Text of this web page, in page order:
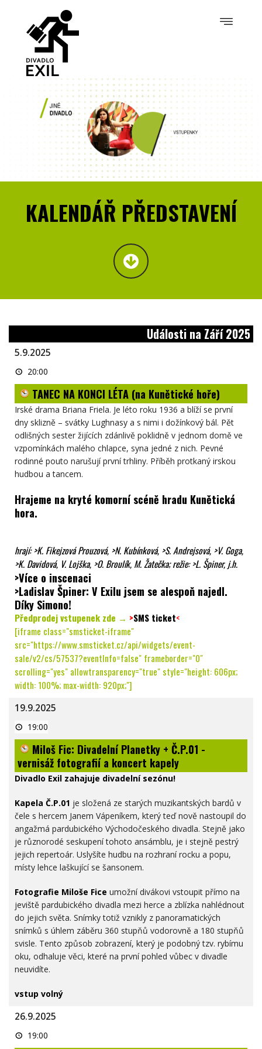
KALENDÁŘ PŘEDSTAVENÍ
Události na Září 2025
5.9.2025
TANEC
NA
KONCI
LÉTA
(na
Kunětické
hoře)
20:00
TANEC NA KONCI LÉTA (na Kunětické hoře)
Irské drama Briana Friela. Je léto roku 1936 a blíží se první
dny sklizně – svátky Lughnasy a s nimi i dožínkový bál. Pět
odlišných sester žijících zdánlivě poklidně v jednom domě ve
vzpomínkách malého chlapce, syna jedné z nich. Pevné
rodinné pouto narušují první trhliny. Příběh protkaný irskou
hudbou a tancem.
Hrajeme na kryté komorní scéně hradu Kunětická
hora.
hrají:>K. Fikejzová Prouzová, >N. Kubínková, >S. Andrejsová, >V. Goga,
>K. Davidová, V. Lojška, >O. Broulík, M. Žatečka; režie:>L. Špiner, j.h.
>Více o inscenaci
>Ladislav Špiner: V Exilu jsem se alespoň najedl.
Díky Simono!
Předprodej vstupenek zde → >SMS ticket<
[iframe class="smsticket-iframe"
src="https://www.smsticket.cz/api/widgets/event-
sale/v2/cs/57537?eventInfo=false" frameborder="0"
scrolling="yes" allowtransparency="true" style="height: 606px;
width: 100%; max-width: 920px;"]
19.9.2025
Miloš
Fic:
Divadelní
Planetky
Č.P.01
-
vernisáž
a
koncert
kapely
19:00
Miloš Fic: Divadelní Planetky + Č.P.01 -
vernisáž fotografií a koncert kapely
Divadlo Exil zahajuje divadelní sezónu!
Kapela Č.P.01 je složená ze starých muzikantských bardů v
čele s hercem Janem Vápeníkem, který teď nově nastoupil do
angažmá pardubického Východočeského divadla. Stejně jako
je různorodé seskupení tohoto ansámblu, je i stejně pestrý
jejich repertoár. Uslyšíte hudbu na rozhraní rocku a popu,
místy lehce laškující se šansonem.
Fotografie Miloše Fice umožní divákovi vstoupit přímo na
jeviště pardubického divadla mezi herce a zblízka nahlédnout
do jejich světa. Snímky totiž vznikly z panoramatických
snímků s úhlem záběru 360 stupňů vodorovně a 180 stupňů
svisle. Tento způsob zobrazení, který je podobný tzv. rybímu
oku, odhaluje věci, které na první pohled vůbec v divadle
neuvidíte.
vstup volný
26.9.2025
Improshow
- 19:00